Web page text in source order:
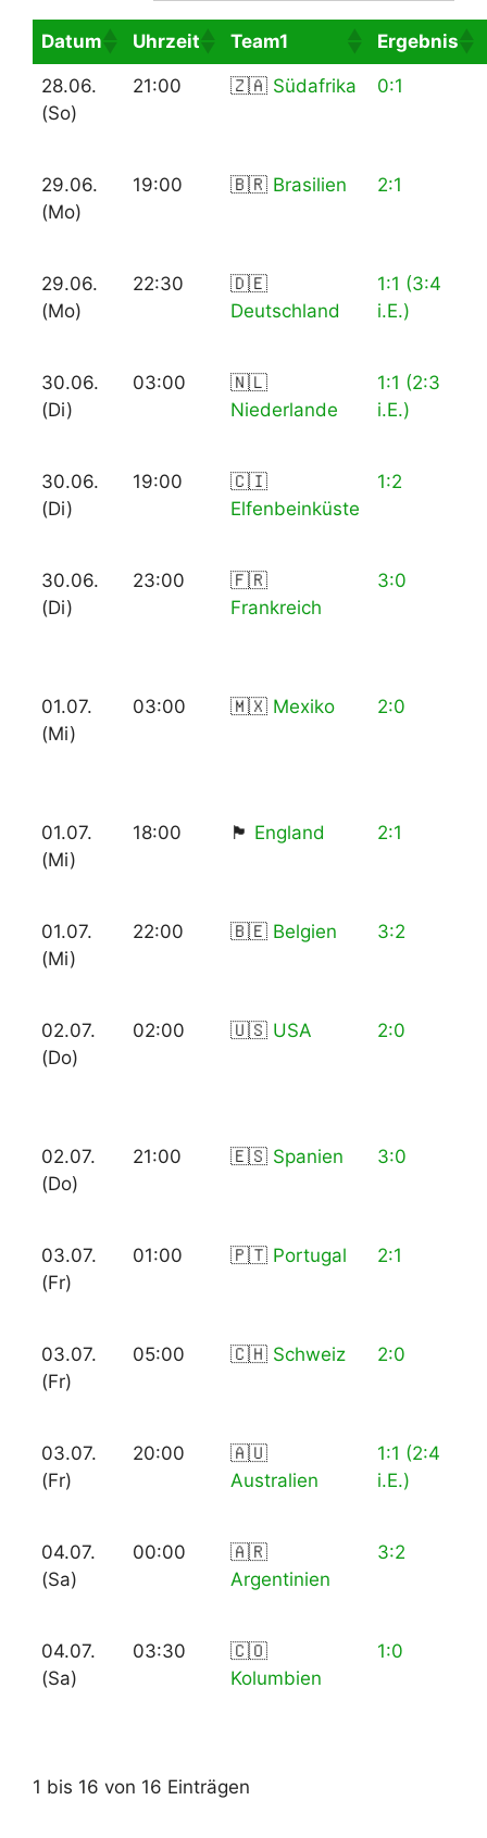
Datum Uhrzeit Team1 Ergebnis
28.06.
(So)
21:00 🇿🇦 Südafrika 0:1
29.06.
(Mo)
19:00 🇧🇷 Brasilien 2:1
29.06.
(Mo)
22:30
🇩🇪
Deutschland
1:1 (3:4
i.E.)
30.06.
(Di)
03:00
🇳🇱
Niederlande
1:1 (2:3
i.E.)
30.06.
(Di)
19:00
🇨🇮
Elfenbeinküste
1:2
30.06.
(Di)
23:00
🇫🇷
Frankreich
3:0
01.07.
(Mi)
03:00 🇲🇽 Mexiko 2:0
01.07.
(Mi)
18:00 🏴󠁧󠁢󠁥󠁮󠁧󠁿 England 2:1
01.07.
(Mi)
22:00 🇧🇪 Belgien 3:2
02.07.
(Do)
02:00 🇺🇸 USA 2:0
02.07.
(Do)
21:00 🇪🇸 Spanien 3:0
03.07.
(Fr)
01:00 🇵🇹 Portugal 2:1
03.07.
(Fr)
05:00 🇨🇭 Schweiz 2:0
03.07.
(Fr)
20:00
🇦🇺
Australien
1:1 (2:4
i.E.)
04.07.
(Sa)
00:00
🇦🇷
Argentinien
3:2
04.07.
(Sa)
03:30
🇨🇴
Kolumbien
1:0
1 bis 16 von 16 Einträgen